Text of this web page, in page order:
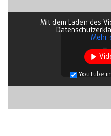
Mit dem Laden des
Mehr
YouTube